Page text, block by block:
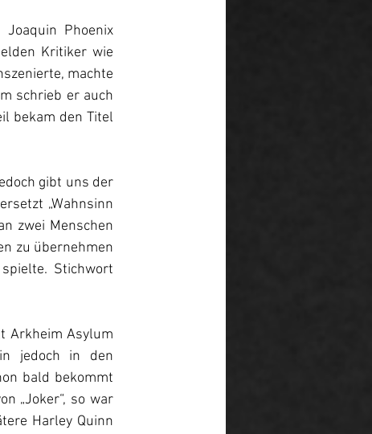
Phoenix
Kritiker wie
machte
schrieb er auch
bekam den Titel
gibt uns der
„Wahnsinn
zwei Menschen
zu übernehmen
Stichwort
Arkheim Asylum
jedoch in den
bald bekommt
„Joker“, so war
Harley Quinn